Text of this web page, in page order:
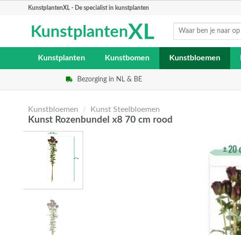
KunstplantenXL - De specialist in kunstplanten
Zoeken
Kunstplanten Kunstbomen Kunstbloemen
Bezorging in NL & BE
Kunstbloemen / Kunst Steelbloemen
Kunst Rozenbundel x8 70 cm rood